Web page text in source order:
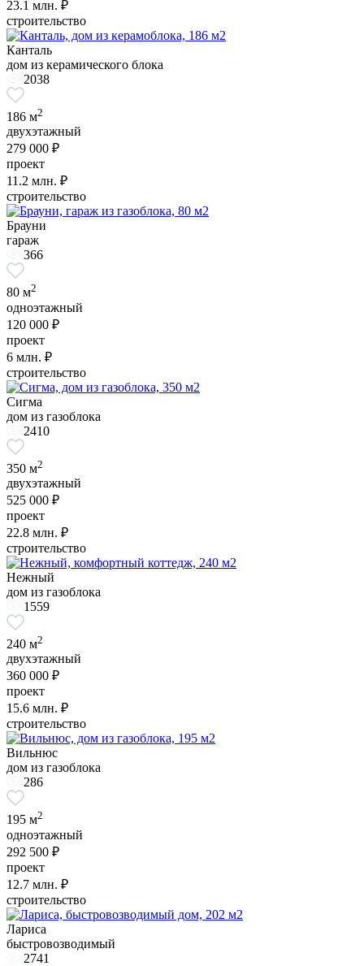
23.1 млн. ₽
строительство
Канталь
дом из керамического блока
2038
186 м2
двухэтажный
279 000 ₽
проект
11.2 млн. ₽
строительство
Брауни
гараж
366
80 м2
одноэтажный
120 000 ₽
проект
6 млн. ₽
строительство
Сигма
дом из газоблока
2410
350 м2
двухэтажный
525 000 ₽
проект
22.8 млн. ₽
строительство
Нежный
дом из газоблока
1559
240 м2
двухэтажный
360 000 ₽
проект
15.6 млн. ₽
строительство
Вильнюс
дом из газоблока
286
195 м2
одноэтажный
292 500 ₽
проект
12.7 млн. ₽
строительство
Лариса
быстровозводимый
2741